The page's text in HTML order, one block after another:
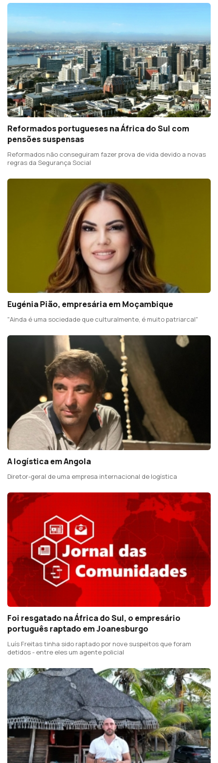
Reformados portugueses na África do Sul com
pensões suspensas
Reformados não conseguiram fazer prova de vida devido a novas
regras da Segurança Social
Eugénia Pião, empresária em Moçambique
"Ainda é uma sociedade que culturalmente, é muito patriarcal"
A logística em Angola
Diretor-geral de uma empresa internacional de logística
Foi resgatado na África do Sul, o empresário
português raptado em Joanesburgo
Luís Freitas tinha sido raptado por nove suspeitos que foram
detidos - entre eles um agente policial